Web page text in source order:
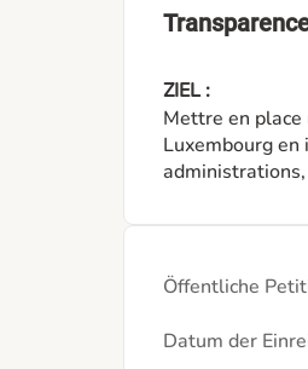
ZIEL :
Mettre en
Luxembourg
administrations,
Öffentliche
Datum der